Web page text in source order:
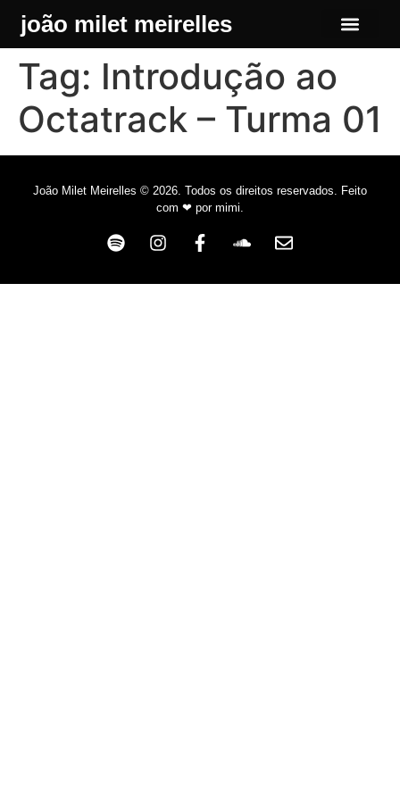
joão milet meirelles
Tag: Introdução ao
Octatrack – Turma 01
João Milet Meirelles © 2026. Todos os direitos reservados. Feito
com ❤ por mimi.